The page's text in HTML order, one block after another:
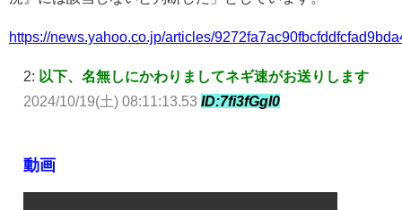
https://news.yahoo.co.jp/articles/
2: 以下、名無しにかわりましてネギ速がお送りします
2024/10/19(土) 08:11:13.53 ID:7fi3fGgI0
動画